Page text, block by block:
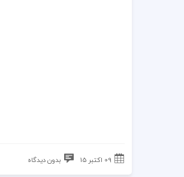
09 اکتبر 15 بدون دیدگاه